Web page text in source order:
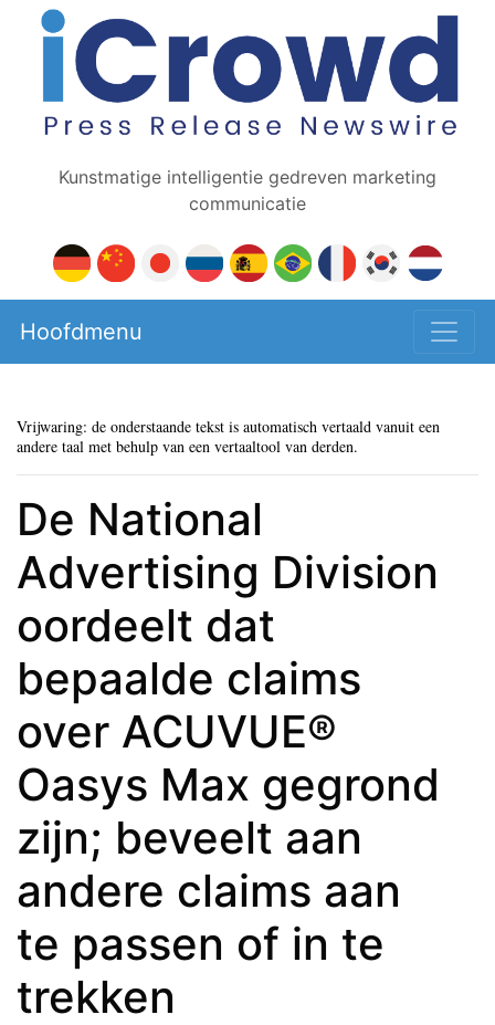
Kunstmatige intelligentie gedreven marketing
communicatie
Hoofdmenu
Vrijwaring: de onderstaande tekst is automatisch vertaald vanuit een
andere taal met behulp van een vertaaltool van derden.
De National
Advertising Division
oordeelt dat
bepaalde claims
over ACUVUE®
Oasys Max gegrond
zijn; beveelt aan
andere claims aan
te passen of in te
trekken